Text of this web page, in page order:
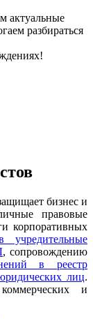
актуальные
разбираться
бизнес и
правовые
корпоративных
учредительные
, сопровождению
в реестр
лиц.
и